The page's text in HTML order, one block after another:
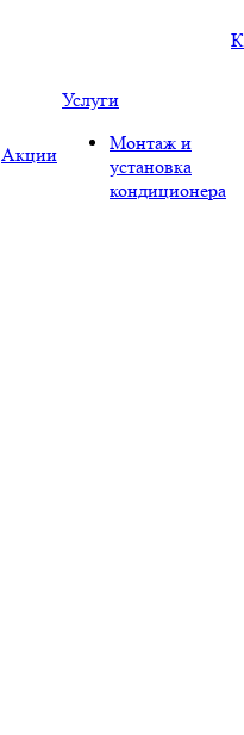
Акции
Услуги
Монтаж и
установка
кондиционера